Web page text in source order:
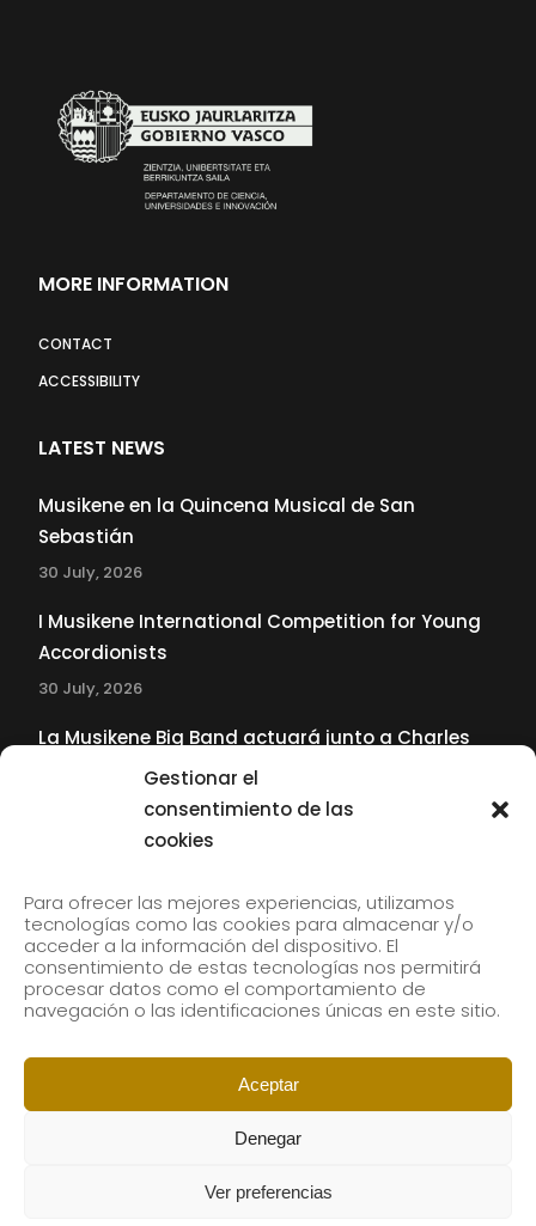
Gestionar el
consentimiento de las
cookies
Para ofrecer las mejores experiencias, utilizamos
tecnologías como las cookies para almacenar y/o
acceder a la información del dispositivo. El
consentimiento de estas tecnologías nos permitirá
procesar datos como el comportamiento de
navegación o las identificaciones únicas en este sitio.
Aceptar
Denegar
Ver preferencias
MORE INFORMATION
CONTACT
ACCESSIBILITY
LATEST NEWS
Musikene en la Quincena Musical de San
Sebastián
30 July, 2026
I Musikene International Competition for Young
Accordionists
30 July, 2026
La Musikene Big Band actuará junto a Charles
Tolliver en el 61 Jazzaldia
Subscribe to our newsletter to receive our news by
email.